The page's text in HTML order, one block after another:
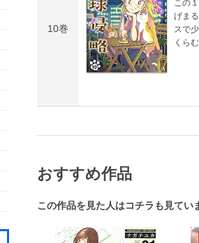
10巻
この
げま
スで
くら
おすすめ作品
この作品を見た人はコチラも見てい